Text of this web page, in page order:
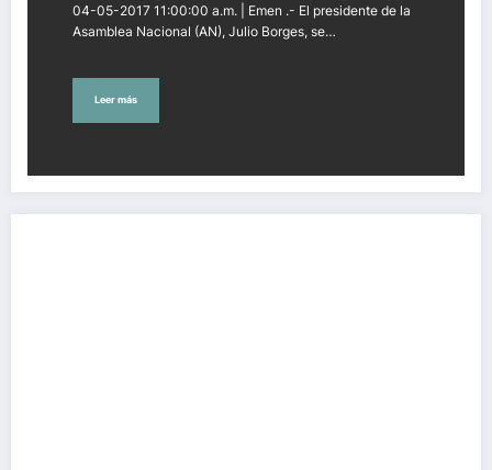
04-05-2017 11:00:00 a.m. | Emen .- El presidente de la
Asamblea Nacional (AN), Julio Borges, se…
Leer más